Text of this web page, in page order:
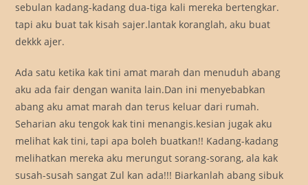
sebulan kadang-kadang dua-tiga kali mereka bertengkar.
tapi aku buat tak kisah sajer.lantak koranglah, aku buat
dekkk ajer.
Ada satu ketika kak tini amat marah dan menuduh abang
aku ada fair dengan wanita lain.Dan ini menyebabkan
abang aku amat marah dan terus keluar dari rumah.
Seharian aku tengok kak tini menangis.kesian jugak aku
melihat kak tini, tapi apa boleh buatkan!! Kadang-kadang
melihatkan mereka aku merungut sorang-sorang, ala kak
susah-susah sangat Zul kan ada!!! Biarkanlah abang sibuk